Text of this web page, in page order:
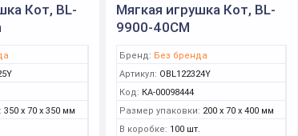
Кот, BL-
350 x 70 x 350 мм
Мягкая игрушка Кот, BL-
9900-40CM
Бренд: Без бренда
Артикул: OBL122324Y
Код: КА-00098444
Размер упаковки: 200 x 70 x 400 мм
В коробке: 100 шт.